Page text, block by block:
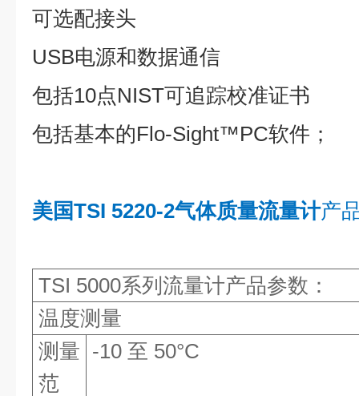
可选配接头
USB电源和数据通信
包括10点NIST可追踪校准证书
包括基本的Flo-Sight™PC软件；
美国TSI 5220-2气体质量流量计产
TSI 5000系列流量计产品参数 ：
温度测量
测量
范
-10 至 50°C